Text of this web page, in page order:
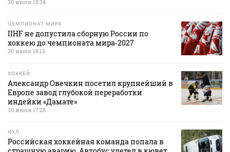
30 июля 18:34
ЧЕМПИОНАТ МИРА
IIHF не допустила сборную России по
хоккею до чемпионата мира‑2027
30 июля 18:12
ХОККЕЙ
Александр Овечкин посетил крупнейший в
Европе завод глубокой переработки
индейки «Дамате»
30 июля 17:28
НХЛ
Российская хоккейная команда попала в